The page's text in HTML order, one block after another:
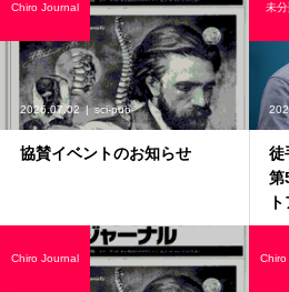
2026.07.02 sci-pub
協賛イベントのお知らせ
Chiro Journal
徒
第
未
Chiro Journal